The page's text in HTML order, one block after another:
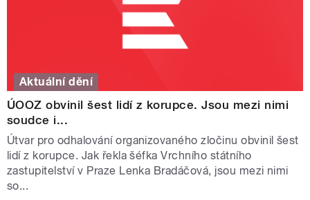
Aktuální dění
ÚOOZ obvinil šest lidí z korupce. Jsou mezi nimi
soudce i...
Útvar pro odhalování organizovaného zločinu obvinil šest
lidí z korupce. Jak řekla šéfka Vrchního státního
zastupitelství v Praze Lenka Bradáčová, jsou mezi nimi
so...